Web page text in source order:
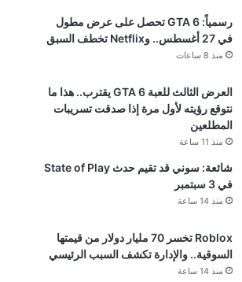
رسمياً: GTA 6 تحصل على عرض مطول
في 27 أغسطس.. وNetflix تخطف السبق
منذ 8 ساعات
العرض الثالث للعبة GTA 6 يقترب.. هذا ما
نتوقع رؤيته لأول مرة إذا صدقت تسريبات
المطلعين
منذ 11 ساعة
شائعة: سوني قد تقيم حدث State of Play
في 3 سبتمبر
منذ 14 ساعة
Roblox تخسر 70 مليار دولار من قيمتها
السوقية.. والإدارة تكشف السبب الرئيسي
منذ 14 ساعة